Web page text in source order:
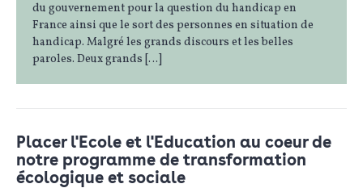
du gouvernement pour la question du handicap en
France ainsi que le sort des personnes en situation de
handicap. Malgré les grands discours et les belles
paroles. Deux grands […]
Placer l'Ecole et l'Education au coeur de
notre programme de transformation
écologique et sociale